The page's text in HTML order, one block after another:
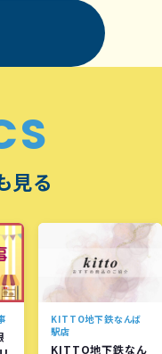
見る
KITTO地下鉄なんば
駅店
KITTO地下鉄なん